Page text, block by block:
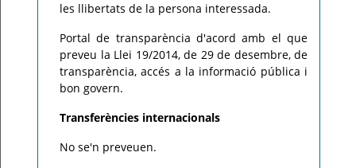
les llibertats de la persona interessada.
Portal de transparència d'acord amb el que
preveu la Llei 19/2014, de 29 de desembre, de
transparència, accés a la informació pública i
bon govern.
Transferències internacionals
No se'n preveuen.